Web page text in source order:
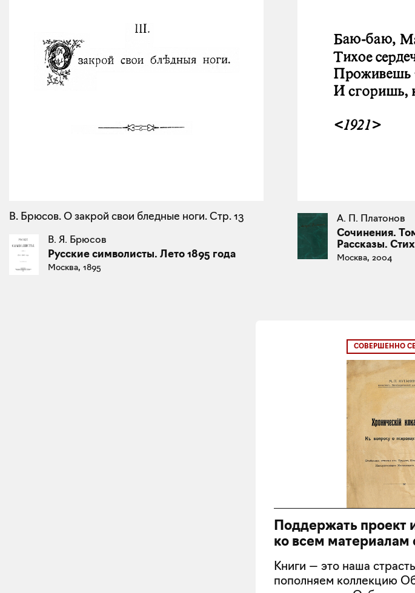
В. Брюсов. О закрой свои бледные ноги. Стр. 13
В. Я. Брюсов
Русские символисты. Лето 1895 года
Москва, 1895
А. П. Платонов
Сочинения.
Рассказы.
Москва, 2004
СОВЕРШЕННО
Поддержать проект
ко всем материалам
Книги — это наша
пополняем коллекцию